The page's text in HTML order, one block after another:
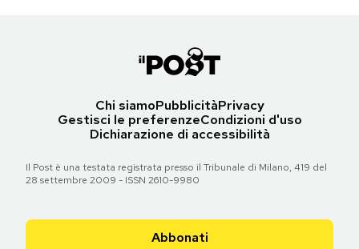
Chi siamoPubblicitàPrivacy
Gestisci le preferenzeCondizioni d'uso
Dichiarazione di accessibilità
Il Post è una testata registrata presso il Tribunale di Milano, 419 del
28 settembre 2009 - ISSN 2610-9980
Abbonati